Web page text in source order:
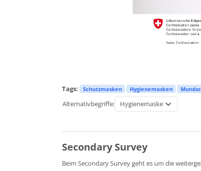
Tags: Schutzmasken Hygienemasken
Alternativbegriffe:
Secondary Survey
Beim Secondary Survey geht es um die